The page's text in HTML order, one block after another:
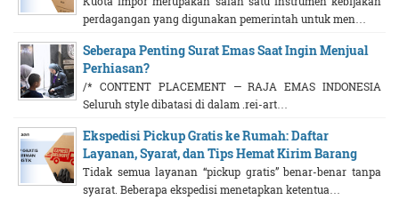
perdagangan yang digunakan pemerintah untuk men…
Seberapa Penting Surat Emas Saat Ingin Menjual
Perhiasan?
/* CONTENT PLACEMENT — RAJA EMAS INDONESIA
Seluruh style dibatasi di dalam .rei-art…
Ekspedisi Pickup Gratis ke Rumah: Daftar
Layanan, Syarat, dan Tips Hemat Kirim Barang
Tidak semua layanan “pickup gratis” benar-benar tanpa
syarat. Beberapa ekspedisi menetapkan ketentua…